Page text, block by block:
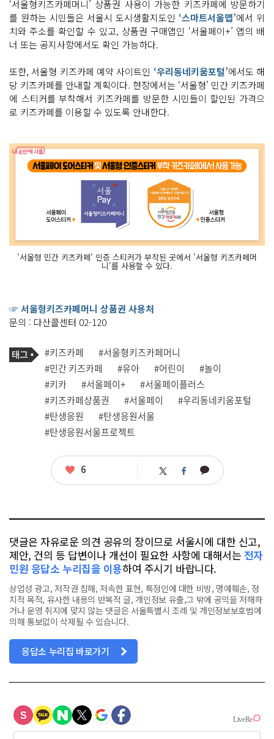
‘서울형키즈카페머니’ 상품권 사용이 가능한 키즈카페에 방문하기
를 원하는 시민들은 서울시 도시생활지도인 ‘스마트서울맵’에서 위
치와 주소를 확인할 수 있고, 상품권 구매앱인 ‘서울페이+’ 앱의 배
너 또는 공지사항에서도 확인 가능하다.
또한, 서울형 키즈카페 예약 사이트인 ‘우리동네키움포털’에서도 해
당 키즈카페를 안내할 계획이다. 현장에서는 ‘서울형’ 민간 키즈카페
에 스티커를 부착해서 키즈카페를 방문한 시민들이 할인된 가격으
로 키즈카페를 이용할 수 있도록 안내한다.
'서울형 민간 키즈카페' 인증 스티커가 부착된 곳에서 '서울형 키즈카페머
니'를 사용할 수 있다.
☞ 서울형키즈카페머니 상품권 사용처
문의 : 다산콜센터 02-120
기
사
관
련
태
그
태
그
#키즈카페
#서울형키즈카페머니
#민간 키즈카페
#유아 #어린이
#놀이
#키카
#서울페이+
#서울페이플러스
#키즈카페상품권
#서울페이
#우리동네키움포털
#탄생응원
#탄생응원서울
#탄생응원서울프로젝트
좋
6 트 페 카
댓글은 자유로운 의견 공유의 장이므로 서울시에 대한 신고,
제안, 건의 등 답변이나 개선이 필요한 사항에 대해서는 전자
민원 응답소 누리집을 이용하여 주시기 바랍니다.
상업성 광고, 저작권 침해, 저속한 표현, 특정인에 대한 비방, 명예훼손, 정
치적 목적, 유사한 내용의 반복적 글, 개인정보 유출,그 밖에 공익을 저해하
거나 운영 취지에 맞지 않는 댓글은 서울특별시 조례 및 개인정보보호법에
의해 통보없이 삭제될 수 있습니다.
응답소 누리집 바로가기